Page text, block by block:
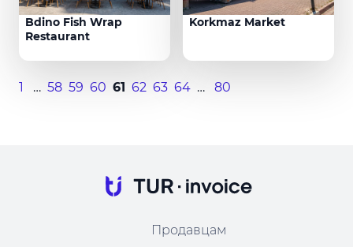
Bdino Fish Wrap
Restaurant
Korkmaz Market
1 … 58 59 60 61 62 63 64 … 80
Продавцам